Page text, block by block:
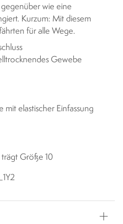
wie eine
Kurzum: Mit diesem
für alle Wege.
Gewebe
mit elastischer Einfassung
Größe 10